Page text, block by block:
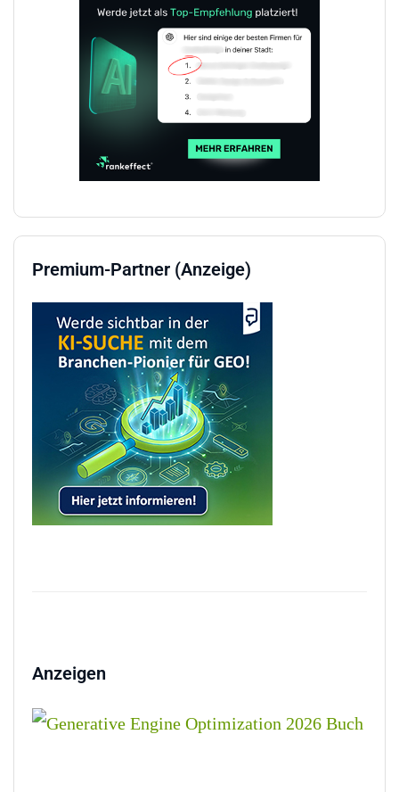
Premium-Partner (Anzeige)
Anzeigen